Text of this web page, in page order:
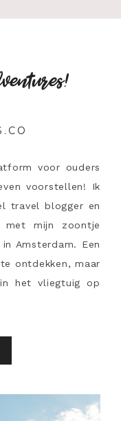
voor ouders
voorstellen! Ik
travel blogger en
met mijn zoontje
Amsterdam. Een
ontdekken, maar
het vliegtuig op